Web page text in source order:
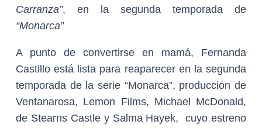
Carranza”, en la segunda temporada de
“Monarca”
A punto de convertirse en mamá, Fernanda
Castillo está lista para reaparecer en la segunda
temporada de la serie “Monarca”, producción de
Ventanarosa, Lemon Films, Michael McDonald,
de Stearns Castle y Salma Hayek, cuyo estreno